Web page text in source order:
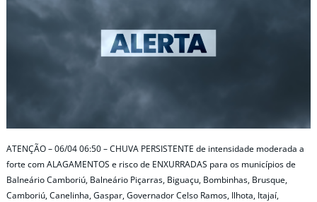
ATENÇÃO – 06/04 06:50 – CHUVA PERSISTENTE de intensidade moderada a
forte com ALAGAMENTOS e risco de ENXURRADAS para os municípios de
Balneário Camboriú, Balneário Piçarras, Biguaçu, Bombinhas, Brusque,
Camboriú, Canelinha, Gaspar, Governador Celso Ramos, Ilhota, Itajaí,